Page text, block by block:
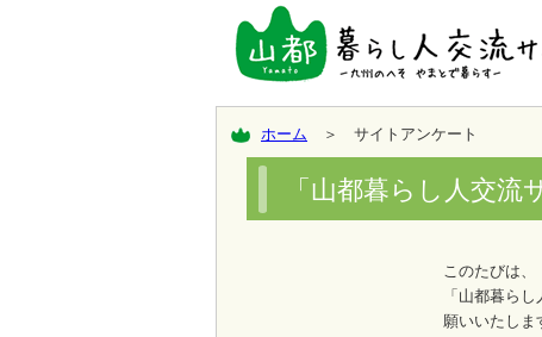
ホーム ＞ サイトアンケート
「山都暮らし人交
このたびは、
「山都暮ら
願いいたしま